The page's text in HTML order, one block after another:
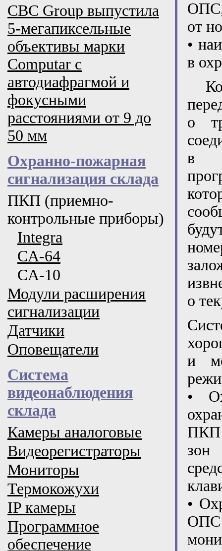
CBC Group выпустила
5-мегапиксельные
объективы марки
Computar с
автодиафрагмой и
фокусными
расстояниями от 9 до
50 мм
Охранно-пожарная
сигнализация склада
ПКП (приемно-
контрольные приборы)
Integra
CA-64
CA-10
Модули расширения
сигнализации
Датчики
Оповещатели
Система
видеонаблюдения
склада
Камеры аналоговые
Видеорегистраторы
Мониторы
Термокожухи
IP камеры
Программное
обеспечение
ОПС,
от
•
в
о
в
о
и
•
ПКП
зон
•
ОПС